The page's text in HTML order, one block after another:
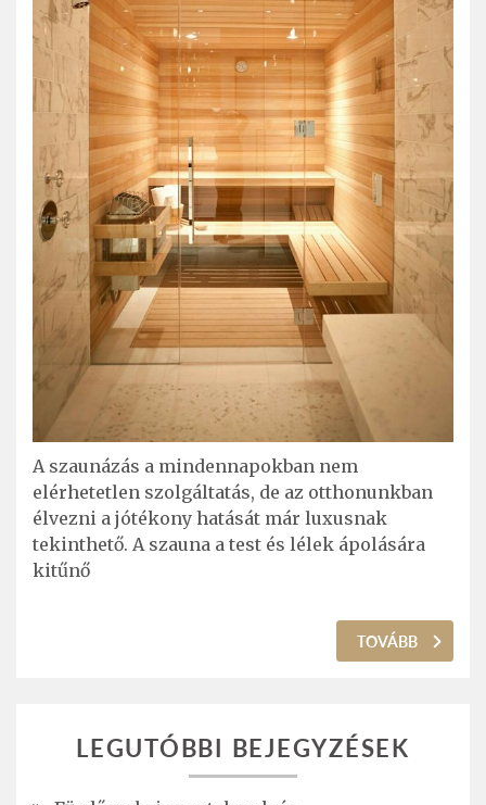
A szaunázás a mindennapokban nem
elérhetetlen szolgáltatás, de az otthonunkban
élvezni a jótékony hatását már luxusnak
tekinthető. A szauna a test és lélek ápolására
kitűnő
TOVÁBB
LEGUTÓBBI BEJEGYZÉSEK